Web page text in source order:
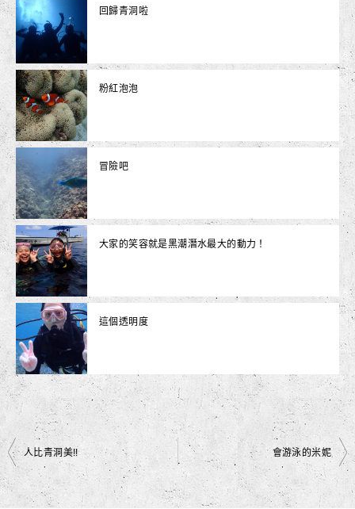
回歸青洞啦
粉紅泡泡
冒險吧
大家的笑容就是黑潮潛水最大的動力！
這個透明度
文
章
導
人比青洞美!! 會游泳的米妮